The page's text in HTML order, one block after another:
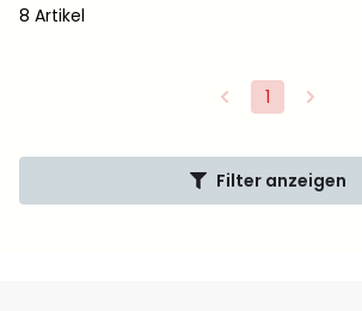
8 Artikel
1
Filter anzeigen